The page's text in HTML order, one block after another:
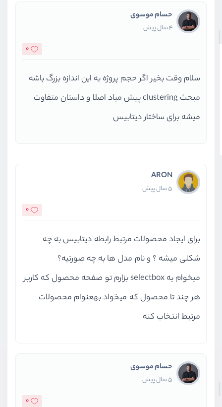
حسام موسوی
4 سال پیش
0
سلام وقت بخیر اگر حجم پروژه به این اندازه بزرگ باشه
مبحث clustering پیش میاد اصلا و داستان متفاوت
میشه برای ساختار دیتابیس
ARON
5 سال پیش
0
برای ایجاد محصولات مرتبط رابطه دیتابیس به چه
شکلی میشه ؟ و نام مدل ها به چه صورتیه؟
میخوام یه selectbox بزارم تو صفحه محصول که کاربر
هر چند تا محصول که میخواد بهعنوام محصولات
مرتبط انتخاب کنه
حسام موسوی
5 سال پیش
0